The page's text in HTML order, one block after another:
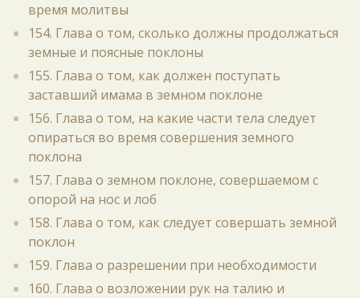
время молитвы
154. Глава о том, сколько должны продолжаться
земные и поясные поклоны
155. Глава о том, как должен поступать
заставший имама в земном поклоне
156. Глава о том, на какие части тела следует
опираться во время совершения земного
поклона
157. Глава о земном поклоне, совершаемом с
опорой на нос и лоб
158. Глава о том, как следует совершать земной
поклон
159. Глава о разрешении при необходимости
160. Глава о возложении рук на талию и